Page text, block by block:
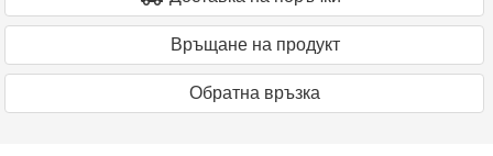
Връщане на продукт
Oбратна връзка